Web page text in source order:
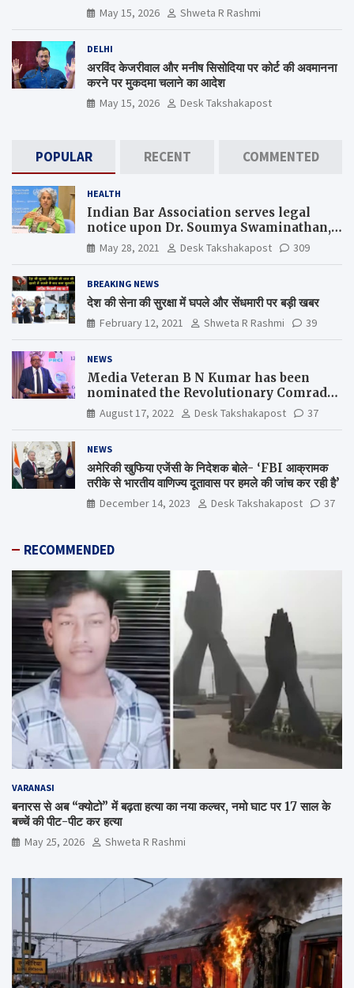
कब जागेगा ?
May 15, 2026 Shweta R Rashmi
DELHI
अरविंद केजरीवाल और मनीष सिसोदिया पर कोर्ट की अवमानना
करने पर मुकदमा चलाने का आदेश
May 15, 2026 Desk Takshakapost
POPULAR RECENT COMMENTED
HEALTH
Indian Bar Association serves legal
notice upon Dr. Soumya Swaminathan,
the Chief Scientist, WHO
May 28, 2021 Desk Takshakapost 309
BREAKING NEWS
देश की सेना की सुरक्षा में घपले और सेंधमारी पर बड़ी खबर
February 12, 2021 Shweta R Rashmi 39
NEWS
Media Veteran B N Kumar has been
nominated the Revolutionary Comrade
Shiv Varma Media Award 2022-23
August 17, 2022 Desk Takshakapost 37
NEWS
अमेरिकी खुफिया एजेंसी के निदेशक बोले- ‘FBI आक्रामक
तरीके से भारतीय वाणिज्य दूतावास पर हमले की जांच कर रही है’
December 14, 2023 Desk Takshakapost 37
RECOMMENDED
VARANASI
बनारस से अब “क्योटो” में बढ़ता हत्या का नया कल्चर, नमो घाट पर 17 साल के
बच्चें की पीट-पीट कर हत्या
May 25, 2026 Shweta R Rashmi